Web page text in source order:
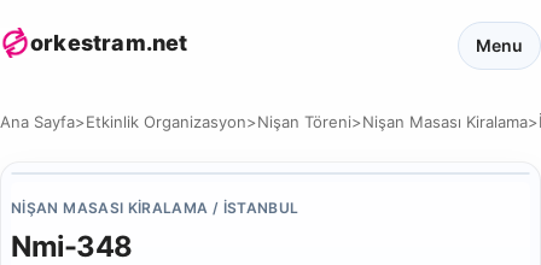
orkestram.net Menu
Ana Sayfa>Etkinlik Organizasyon>Nişan Töreni>Nişan Masası Kiralama>
NIŞAN MASASI KIRALAMA / İSTANBUL
Nmi-348